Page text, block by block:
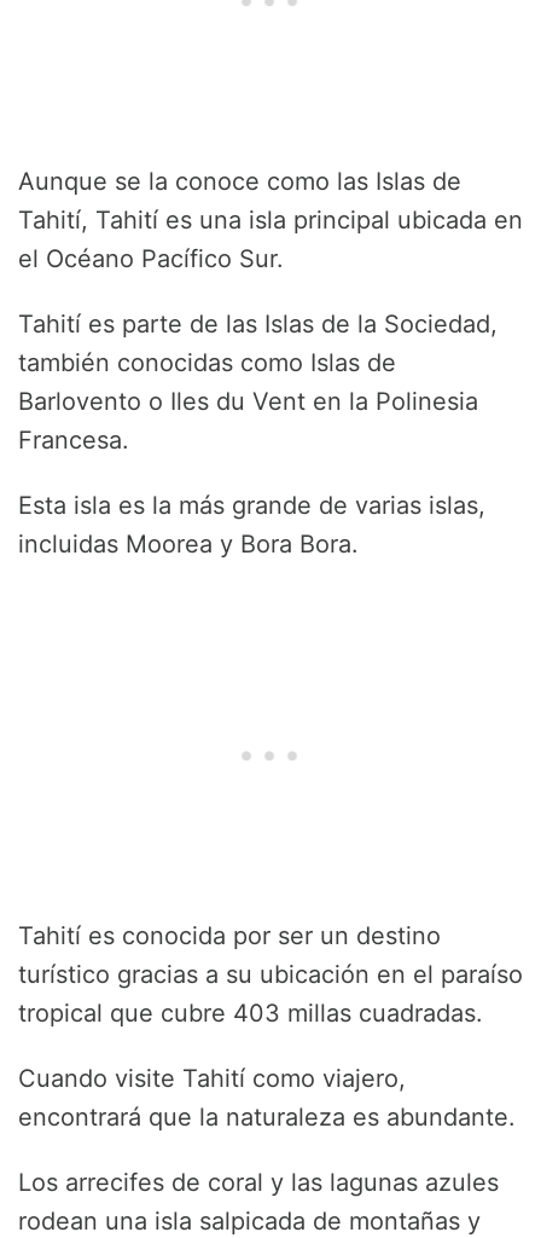
Aunque se la conoce como las Islas de
Tahití, Tahití es una isla principal ubicada en
el Océano Pacífico Sur.
Tahití es parte de las Islas de la Sociedad,
también conocidas como Islas de
Barlovento o Iles du Vent en la Polinesia
Francesa.
Esta isla es la más grande de varias islas,
incluidas Moorea y Bora Bora.
Tahití es conocida por ser un destino
turístico gracias a su ubicación en el paraíso
tropical que cubre 403 millas cuadradas.
Cuando visite Tahití como viajero,
encontrará que la naturaleza es abundante.
Los arrecifes de coral y las lagunas azules
rodean una isla salpicada de montañas y